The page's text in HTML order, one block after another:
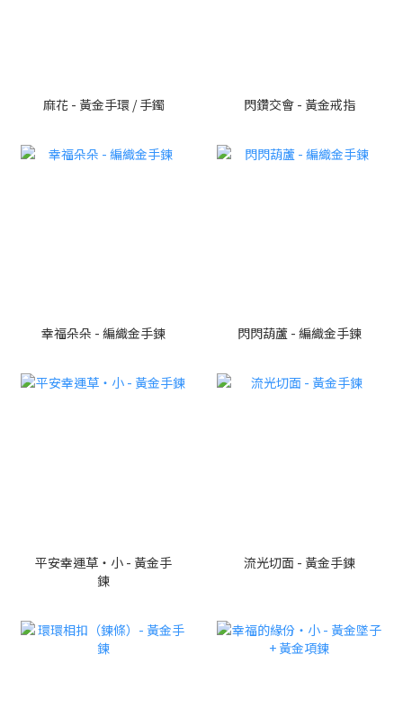
麻花 - 黃金手環 / 手鐲 閃鑽交會 - 黃金戒指
幸福朵朵 - 編織金手鍊 閃閃葫蘆 - 編織金手鍊
平安幸運草・小 - 黃金手
鍊
流光切面 - 黃金手鍊